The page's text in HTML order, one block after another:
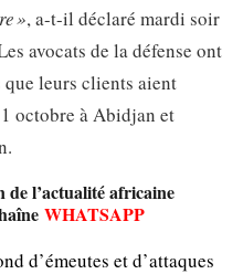
», a-t-il déclaré mardi soir
avocats de la défense ont
que leurs clients aient
octobre à Abidjan et
de l’actualité africaine
WHATSAPP
d’émeutes et d’attaques